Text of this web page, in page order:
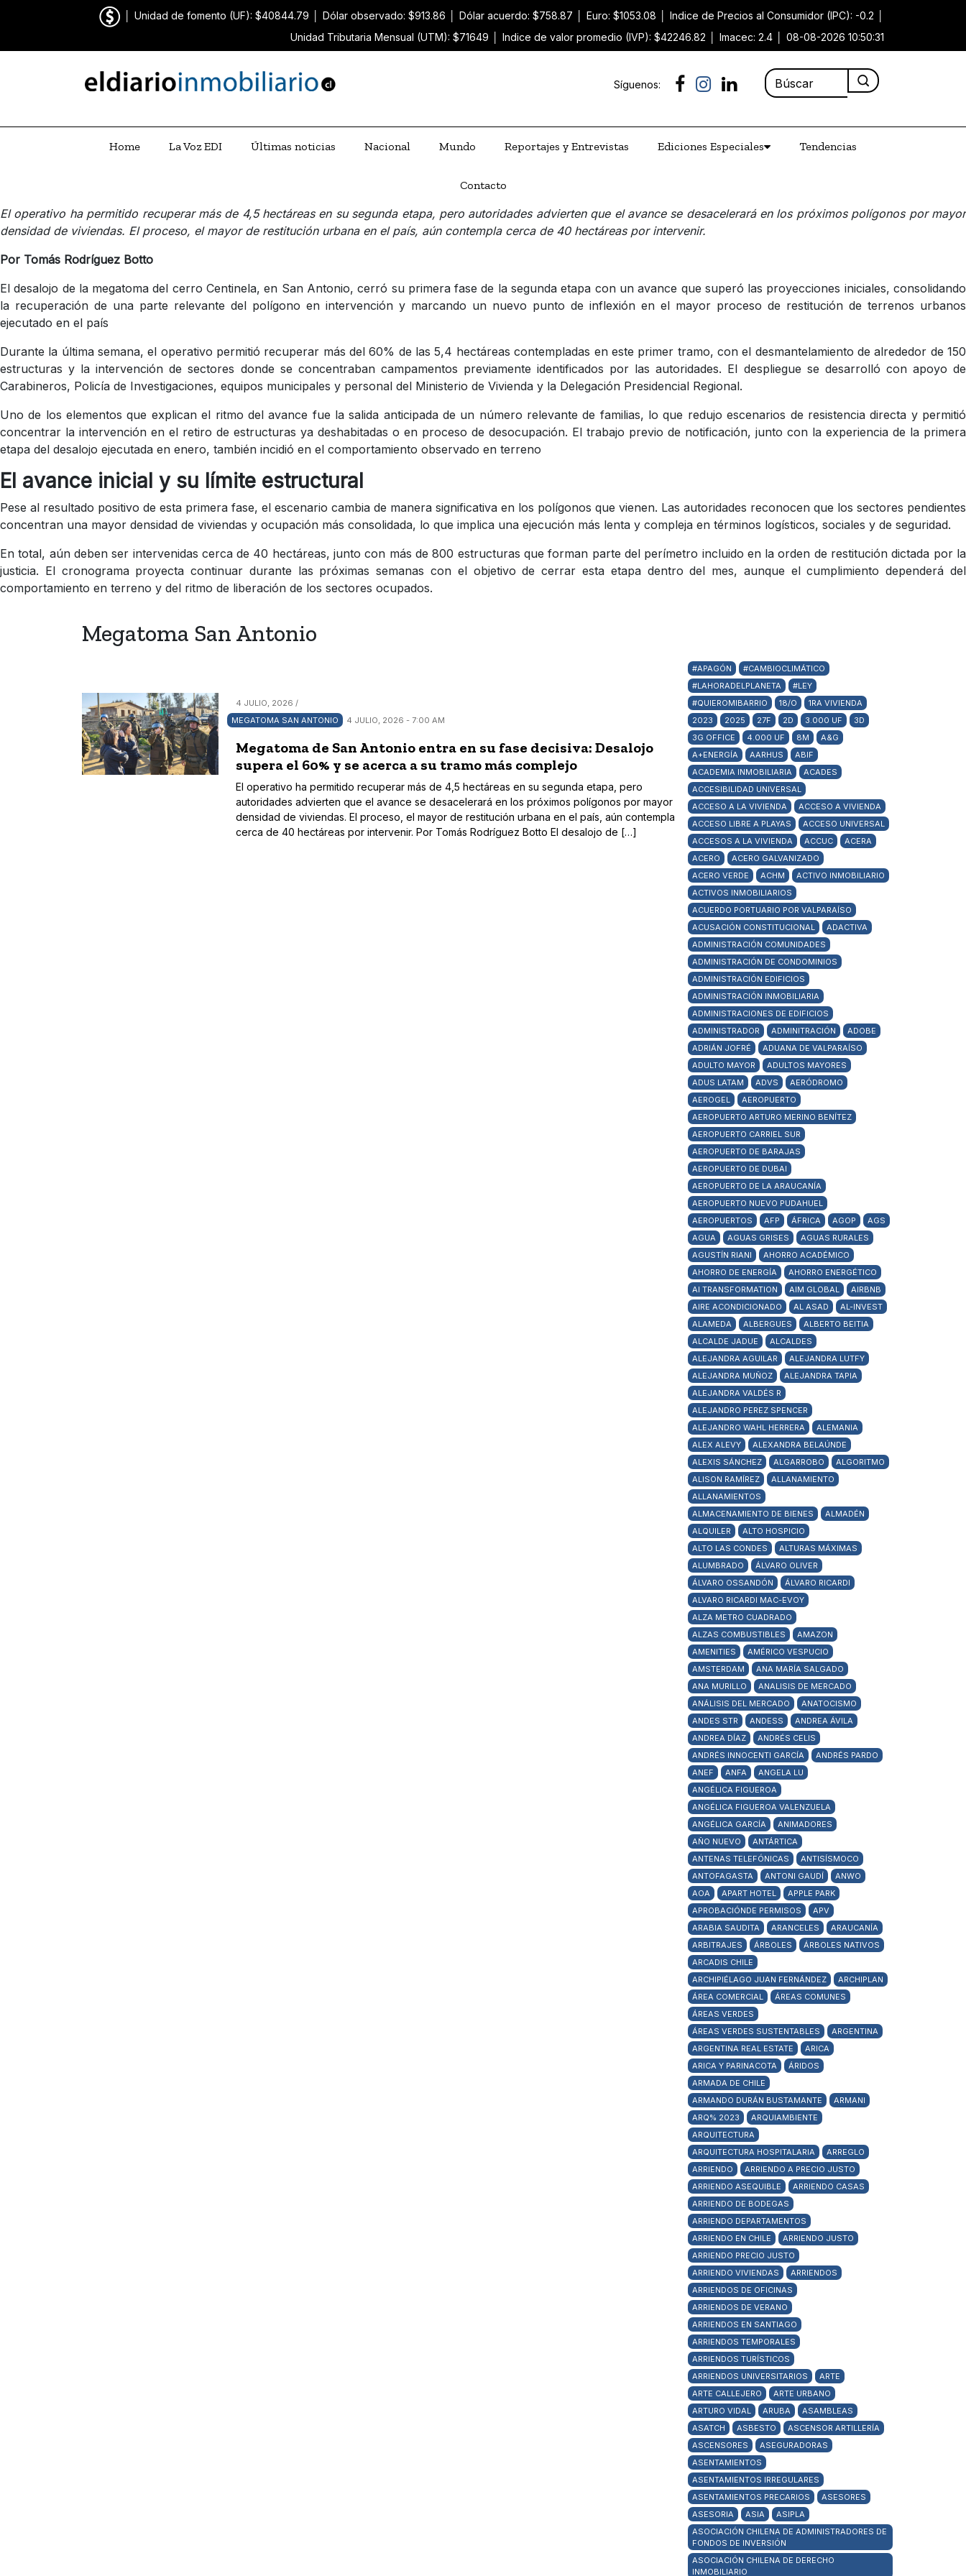
Unidad de fomento (UF): $40844.79 Dólar observado: $913.86 Dólar acuerdo: $758.87 Euro: $1053.08 Indice de Precios al Consumidor (IPC): -0.2
Unidad Tributaria Mensual (UTM): $71649
Indice de valor promedio (IVP): $42246.82 Imacec: 2.4 08-08-2026 10:50:31
Síguenos:
Home La Voz EDI Últimas noticias Nacional Mundo Reportajes y Entrevistas Ediciones Especiales Tendencias
Contacto
El operativo ha permitido recuperar más de 4,5 hectáreas en su segunda etapa, pero autoridades advierten que el avance se desacelerará en los próximos polígonos por mayor
densidad de viviendas. El proceso, el mayor de restitución urbana en el país, aún contempla cerca de 40 hectáreas por intervenir.
Por Tomás Rodríguez Botto
El desalojo de la megatoma del cerro Centinela, en San Antonio, cerró su primera fase de la segunda etapa con un avance que superó las proyecciones iniciales, consolidando
la recuperación de una parte relevante del polígono en intervención y marcando un nuevo punto de inflexión en el mayor proceso de restitución de terrenos urbanos
ejecutado en el país
Durante la última semana, el operativo permitió recuperar más del 60% de las 5,4 hectáreas contempladas en este primer tramo, con el desmantelamiento de alrededor de 150
estructuras y la intervención de sectores donde se concentraban campamentos previamente identificados por las autoridades. El despliegue se desarrolló con apoyo de
Carabineros, Policía de Investigaciones, equipos municipales y personal del Ministerio de Vivienda y la Delegación Presidencial Regional.
Uno de los elementos que explican el ritmo del avance fue la salida anticipada de un número relevante de familias, lo que redujo escenarios de resistencia directa y permitió
concentrar la intervención en el retiro de estructuras ya deshabitadas o en proceso de desocupación. El trabajo previo de notificación, junto con la experiencia de la primera
etapa del desalojo ejecutada en enero, también incidió en el comportamiento observado en terreno
El avance inicial y su límite estructural
Pese al resultado positivo de esta primera fase, el escenario cambia de manera significativa en los polígonos que vienen. Las autoridades reconocen que los sectores pendientes
concentran una mayor densidad de viviendas y ocupación más consolidada, lo que implica una ejecución más lenta y compleja en términos logísticos, sociales y de seguridad.
En total, aún deben ser intervenidas cerca de 40 hectáreas, junto con más de 800 estructuras que forman parte del perímetro incluido en la orden de restitución dictada por la
justicia. El cronograma proyecta continuar durante las próximas semanas con el objetivo de cerrar esta etapa dentro del mes, aunque el cumplimiento dependerá del
comportamiento en terreno y del ritmo de liberación de los sectores ocupados.
Megatoma San Antonio
4 JULIO, 2026 /
MEGATOMA SAN ANTONIO
4 JULIO, 2026 - 7:00 AM
Megatoma de San Antonio entra en su fase decisiva: Desalojo
supera el 60% y se acerca a su tramo más complejo
El operativo ha permitido recuperar más de 4,5 hectáreas en su segunda etapa, pero
autoridades advierten que el avance se desacelerará en los próximos polígonos por mayor
densidad de viviendas. El proceso, el mayor de restitución urbana en el país, aún contempla
cerca de 40 hectáreas por intervenir. Por Tomás Rodríguez Botto El desalojo de […]
#APAGÓN
#CAMBIOCLIMÁTICO
#LAHORADELPLANETA
#LEY
#QUIEROMIBARRIO
18/O
1RA VIVIENDA
2023
2025 27F 2D 3.000 UF
3D
3G OFFICE
4.000 UF 8M
A&G
A+ENERGÍA
AARHUS
ABIF
ACADEMIA INMOBILIARIA
ACADES
ACCESIBILIDAD UNIVERSAL
ACCESO A LA VIVIENDA
ACCESO A VIVIENDA
ACCESO LIBRE A PLAYAS
ACCESO UNIVERSAL
ACCESOS A LA VIVIENDA
ACCUC
ACERA
ACERO
ACERO GALVANIZADO
ACERO VERDE
ACHM
ACTIVO INMOBILIARIO
ACTIVOS INMOBILIARIOS
ACUERDO PORTUARIO POR VALPARAÍSO
ACUSACIÓN CONSTITUCIONAL
ADACTIVA
ADMINISTRACIÓN COMUNIDADES
ADMINISTRACIÓN DE CONDOMINIOS
ADMINISTRACIÓN EDIFICIOS
ADMINISTRACIÓN INMOBILIARIA
ADMINISTRACIONES DE EDIFICIOS
ADMINISTRADOR
ADMINITRACIÓN
ADOBE
ADRIÁN JOFRÉ
ADUANA DE VALPARAÍSO
ADULTO MAYOR
ADULTOS MAYORES
ADUS LATAM
ADVS
AERÓDROMO
AEROGEL
AEROPUERTO
AEROPUERTO ARTURO MERINO BENÍTEZ
AEROPUERTO CARRIEL SUR
AEROPUERTO DE BARAJAS
AEROPUERTO DE DUBAI
AEROPUERTO DE LA ARAUCANÍA
AEROPUERTO NUEVO PUDAHUEL
AEROPUERTOS
AFP ÁFRICA AGOP
AGS
AGUA
AGUAS GRISES
AGUAS RURALES
AGUSTÍN RIANI
AHORRO ACADÉMICO
AHORRO DE ENERGÍA
AHORRO ENERGÉTICO
AI TRANSFORMATION
AIM GLOBAL
AIRBNB
AIRE ACONDICIONADO
AL ASAD
AL-INVEST
ALAMEDA
ALBERGUES
ALBERTO BEITIA
ALCALDE JADUE
ALCALDES
ALEJANDRA AGUILAR
ALEJANDRA LUTFY
ALEJANDRA MUÑOZ
ALEJANDRA TAPIA
ALEJANDRA VALDÉS R
ALEJANDRO PEREZ SPENCER
ALEJANDRO WAHL HERRERA
ALEMANIA
ALEX ALEVY
ALEXANDRA BELAÚNDE
ALEXIS SÁNCHEZ
ALGARROBO
ALGORITMO
ALISON RAMÍREZ
ALLANAMIENTO
ALLANAMIENTOS
ALMACENAMIENTO DE BIENES
ALMADÉN
ALQUILER
ALTO HOSPICIO
ALTO LAS CONDES
ALTURAS MÁXIMAS
ALUMBRADO
ÁLVARO OLIVER
ÁLVARO OSSANDÓN
ÁLVARO RICARDI
ALVARO RICARDI MAC-EVOY
ALZA METRO CUADRADO
ALZAS COMBUSTIBLES
AMAZON
AMENITIES
AMÉRICO VESPUCIO
AMSTERDAM
ANA MARÍA SALGADO
ANA MURILLO
ANALISIS DE MERCADO
ANÁLISIS DEL MERCADO
ANATOCISMO
ANDES STR
ANDESS
ANDREA ÁVILA
ANDREA DÍAZ
ANDRÉS CELIS
ANDRÉS INNOCENTI GARCÍA
ANDRÉS PARDO
ANEF
ANFA
ANGELA LU
ANGÉLICA FIGUEROA
ANGÉLICA FIGUEROA VALENZUELA
ANGÉLICA GARCÍA
ANIMADORES
AÑO NUEVO
ANTÁRTICA
ANTENAS TELEFÓNICAS
ANTISÍSMOCO
ANTOFAGASTA
ANTONI GAUDÍ
ANWO
AOA
APART HOTEL
APPLE PARK
APROBACIÓNDE PERMISOS
APV
ARABIA SAUDITA
ARANCELES
ARAUCANÍA
ARBITRAJES
ÁRBOLES
ÁRBOLES NATIVOS
ARCADIS CHILE
ARCHIPIÉLAGO JUAN FERNÁNDEZ
ARCHIPLAN
ÁREA COMERCIAL
ÁREAS COMUNES
ÁREAS VERDES
ÁREAS VERDES SUSTENTABLES
ARGENTINA
ARGENTINA REAL ESTATE
ARICA
ARICA Y PARINACOTA
ÁRIDOS
ARMADA DE CHILE
ARMANDO DURÁN BUSTAMANTE
ARMANI
ARQ% 2023
ARQUIAMBIENTE
ARQUITECTURA
ARQUITECTURA HOSPITALARIA
ARREGLO
ARRIENDO
ARRIENDO A PRECIO JUSTO
ARRIENDO ASEQUIBLE
ARRIENDO CASAS
ARRIENDO DE BODEGAS
ARRIENDO DEPARTAMENTOS
ARRIENDO EN CHILE
ARRIENDO JUSTO
ARRIENDO PRECIO JUSTO
ARRIENDO VIVIENDAS
ARRIENDOS
ARRIENDOS DE OFICINAS
ARRIENDOS DE VERANO
ARRIENDOS EN SANTIAGO
ARRIENDOS TEMPORALES
ARRIENDOS TURÍSTICOS
ARRIENDOS UNIVERSITARIOS
ARTE
ARTE CALLEJERO
ARTE URBANO
ARTURO VIDAL
ARUBA
ASAMBLEAS
ASATCH
ASBESTO
ASCENSOR ARTILLERÍA
ASCENSORES
ASEGURADORAS
ASENTAMIENTOS
ASENTAMIENTOS IRREGULARES
ASENTAMIENTOS PRECARIOS
ASESORES
ASESORIA
ASIA
ASIPLA
ASOCIACIÓN CHILENA DE ADMINISTRADORES DE
FONDOS DE INVERSIÓN
ASOCIACIÓN CHILENA DE DERECHO
INMOBILIARIO